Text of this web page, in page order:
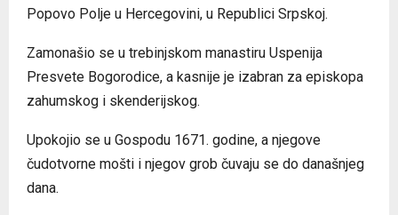
Popovo Polje u Hercegovini, u Republici Srpskoj.
Zamonašio se u trebinjskom manastiru Uspenija
Presvete Bogorodice, a kasnije je izabran za episkopa
zahumskog i skenderijskog.
Upokojio se u Gospodu 1671. godine, a njegove
čudotvorne mošti i njegov grob čuvaju se do današnjeg
dana.